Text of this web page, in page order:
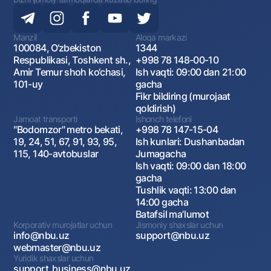
Manzil
100084, O‘zbekiston
Respublikasi, Toshkent sh.,
Amir Temur shoh ko‘chasi,
101-uy
Aloqa markazi
1344
+998 78 148-00-10
Ish vaqti: 09:00 dan 21:00
gacha
Fikr bildiring (murojaat
qoldirish)
Jamoat transporti
"Bodomzor" metro bekati,
19, 24, 51, 67, 91, 93, 95,
115, 140-avtobuslar
Ishonch telefoni
+998 78 147-15-04
Ish kunlari: Dushanbadan
Jumagacha
Ish vaqti: 09:00 dan 18:00
gacha
Tushlik vaqti: 13:00 dan
14:00 gacha
Batafsil maʼlumot
Korporativ murojatlar uchun
info@nbu.uz
webmaster@nbu.uz
Jismoniy shaxslar uchun
support@nbu.uz
Yuridik shaxslar uchun